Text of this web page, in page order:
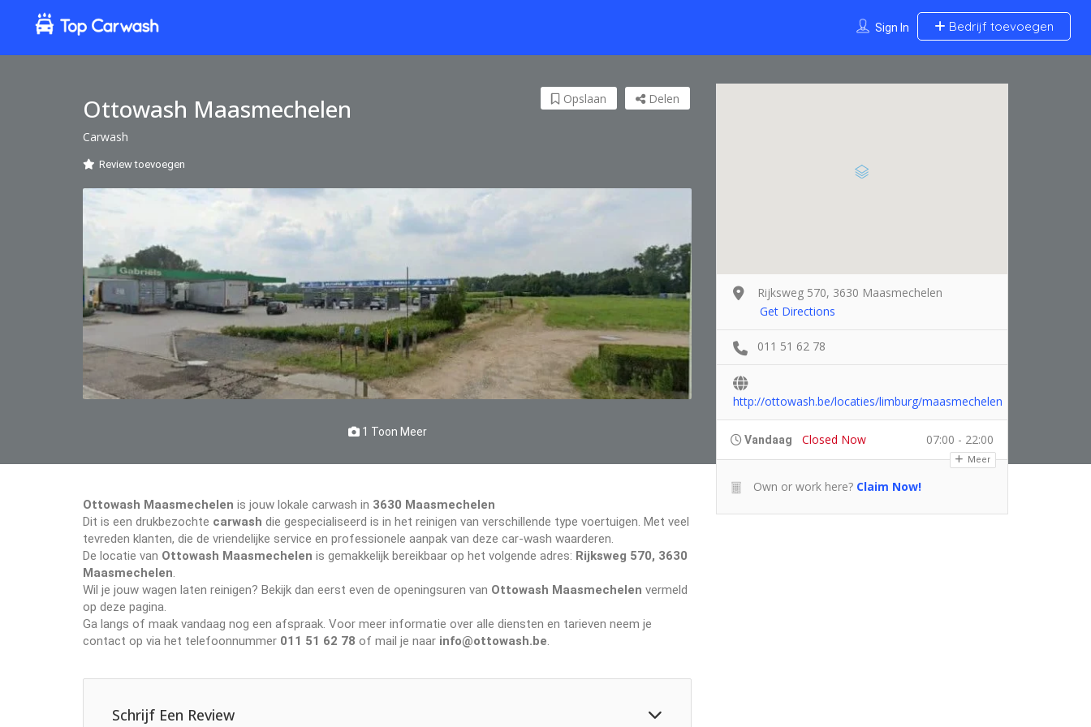
Sign In Bedrijf toevoegen
Ottowash Maasmechelen
Carwash
Review toevoegen
Delen
Opslaan
1 Toon Meer
Ottowash Maasmechelen is jouw lokale carwash in 3630 Maasmechelen
Dit is een drukbezochte carwash die gespecialiseerd is in het reinigen van verschillende type voertuigen. Met veel
tevreden klanten, die de vriendelijke service en professionele aanpak van deze car-wash waarderen.
De locatie van Ottowash Maasmechelen is gemakkelijk bereikbaar op het volgende adres: Rijksweg 570, 3630
Maasmechelen.
Wil je jouw wagen laten reinigen? Bekijk dan eerst even de openingsuren van Ottowash Maasmechelen vermeld
op deze pagina.
Ga langs of maak vandaag nog een afspraak. Voor meer informatie over alle diensten en tarieven neem je
contact op via het telefoonnummer 011 51 62 78 of mail je naar info@ottowash.be.
Schrijf Een Review
Rijksweg 570, 3630 Maasmechelen
Get Directions
011 51 62 78
http://ottowash.be/locaties/limburg/maasmechelen
Vandaag Closed Now 07:00 - 22:00
Meer
Own or work here? Claim Now!